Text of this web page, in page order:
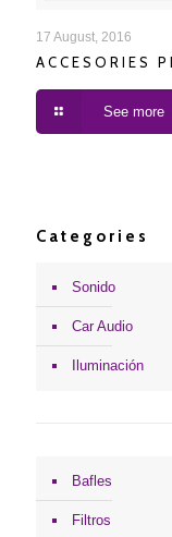
17 August, 2016
ACCESORIES
See more
Categories
Sonido
Car Audio
Iluminación
Bafles
Filtros